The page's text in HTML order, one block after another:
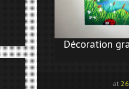
Décoration
at